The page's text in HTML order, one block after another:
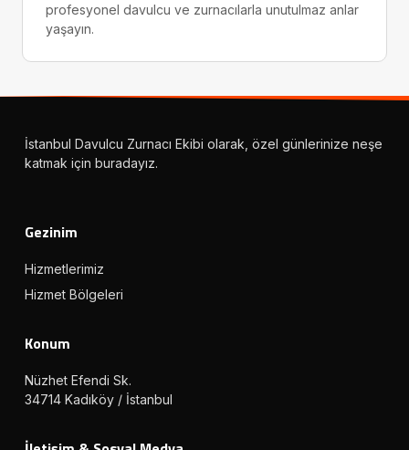
profesyonel davulcu ve zurnacılarla unutulmaz anlar
yaşayın.
İstanbul Davulcu Zurnacı Ekibi olarak, özel günlerinize neşe
katmak için buradayız.
Gezinim
Hizmetlerimiz
Hizmet Bölgeleri
Konum
Nüzhet Efendi Sk.
34714 Kadıköy / İstanbul